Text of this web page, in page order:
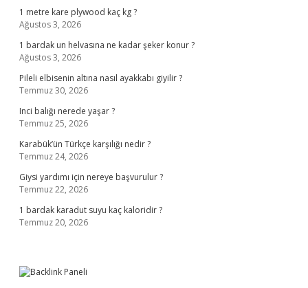
1 metre kare plywood kaç kg ?
Ağustos 3, 2026
1 bardak un helvasına ne kadar şeker konur ?
Ağustos 3, 2026
Pileli elbisenin altına nasıl ayakkabı giyilir ?
Temmuz 30, 2026
Inci balığı nerede yaşar ?
Temmuz 25, 2026
Karabük’ün Türkçe karşılığı nedir ?
Temmuz 24, 2026
Giysi yardımı için nereye başvurulur ?
Temmuz 22, 2026
1 bardak karadut suyu kaç kaloridir ?
Temmuz 20, 2026